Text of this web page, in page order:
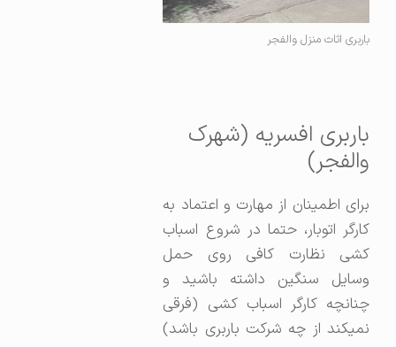
باربری اثاث منزل والفجر
باربری افسریه (شهرک
والفجر)
برای اطمینان از مهارت و اعتماد به
کارگر اتوبار، حتما در شروع اسباب
کشی نظارت کافی روی حمل
وسایل سنگین داشته باشید و
چنانچه کارگر اسباب کشی (فرقی
نمیکند از چه شرکت باربری باشد)